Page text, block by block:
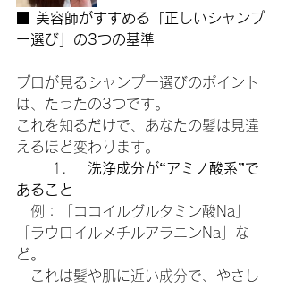
■ 美容師がすすめる「正しいシャンプ
ー選び」の3つの基準
プロが見るシャンプー選びのポイント
は、たったの3つです。
これを知るだけで、あなたの髪は見違
えるほど変わります。
洗浄成分が“アミノ酸系”で
あること
例：「ココイルグルタミン酸Na」
「ラウロイルメチルアラニンNa」な
ど。
これは髪や肌に近い成分で、やさし